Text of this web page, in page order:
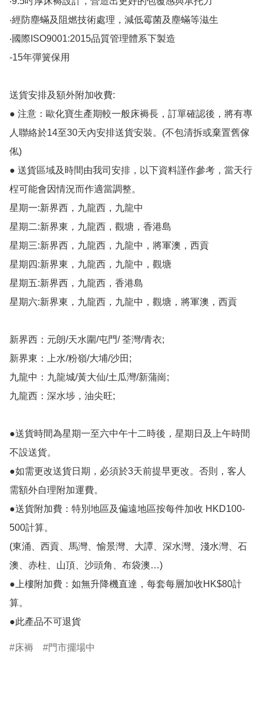
‧經防塵蟎及阻燃技術處理，減低霉菌及塵蟎等滋生
‧國際ISO9001:2015品質管理體系下製造
-15年彈簧保用
送貨安排及額外附加收費:
● 注意：歐化寶生產期較一般床褥長，訂單確認後，將有專
人聯絡於14至30天內安排送貨安裝。(不包清拆或棄置舊傢
俬)
● 送貨區域及時間由我司安排，以下資料謹作參考，當天行
桯可能會因情況而作適當調整。
星期一:新界西，九龍西，九龍中
星期二:新界東，九龍西，觀塘，香港島
星期三:新界西，九龍西，九龍中，將軍澳，西貢
星期四:新界東，九龍西，九龍中，觀塘
星期五:新界西，九龍西，香港島
星期六:新界東，九龍西，九龍中，觀塘，將軍澳，西貢
新界西：元朗/天水圍/屯門/ 荃灣/青衣;
新界東：上水/粉嶺/大埔/沙田;
九龍中：九龍城/黃大仙/土瓜灣/新蒲崗;
九龍西：深水埗，油尖旺;
●送貨時間為星期一至六中午十二時後，星期日及上午時間
不設送貨。
●如需更改送貨日期，必須於3天前提早更改。否則，客人
需額外自理附加運費。
●送貨附加費：特別地區及偏遠地區按每件加收 HKD100-
500計算。
(東涌、西貢、馬灣、愉景灣、大譚、深水灣、淺水灣、石
澳、赤柱、山頂、沙頭角、布袋澳…)
●上樓附加費：如無升降機直達，每套每層加收HK$80計
算。
●此產品不可退貨
床褥 門市擺場中